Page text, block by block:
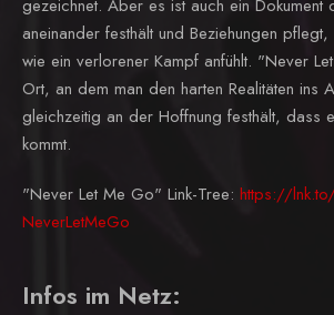
gezeichnet. Aber es ist auch ein Dokument
aneinander festhält und Beziehungen
wie ein verlorener Kampf anfühlt. "Never
Ort, an dem man den harten Realitäten ins
gleichzeitig an der Hoffnung festhält, dass
kommt.
"Never Let Me Go" Link-Tree: https://
NeverLetMeGo
Infos im Netz: